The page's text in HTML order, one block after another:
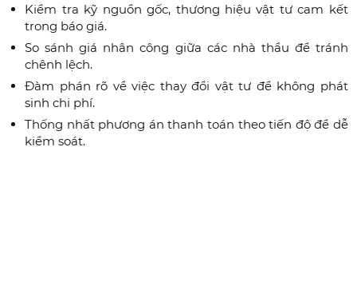
Kiểm tra kỹ nguồn gốc, thương hiệu vật tư cam kết
trong báo giá.
So sánh giá nhân công giữa các nhà thầu để tránh
chênh lệch.
Đàm phán rõ về việc thay đổi vật tư để không phát
sinh chi phí.
Thống nhất phương án thanh toán theo tiến độ để dễ
kiểm soát.